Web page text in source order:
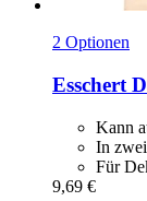
2 Optionen
Esschert
Kann
In
Für
9,69 €